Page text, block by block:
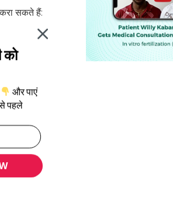
करा सकते हैं:
को
और पाएं
पहले